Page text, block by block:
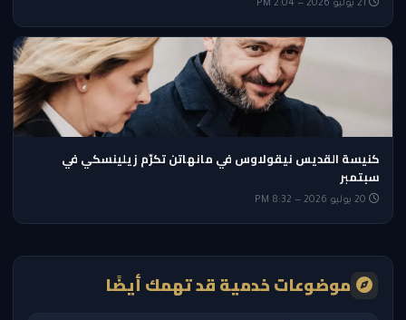
كنيسة القديس نيقولاوس في مانهاتن تكرّم زيلينسكي في
سبتمبر
موضوعات خدمية قد تهمك أيضًا